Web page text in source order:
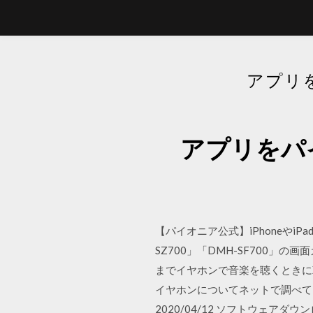
アプリ
アプリを
【パイオニア公式】iPhoneや
SZ700」「DMH-SF700」の画
までイヤホンで音楽を聴くとき
イヤホンについてネットで調べ
2020/04/12 ソフトウェアダウ